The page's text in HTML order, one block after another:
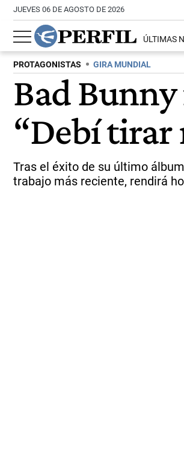
JUEVES 06 DE AGOSTO DE 2026
ÚLTIMAS
PROTAGONISTAS GIRA MUNDIAL
Bad
“Debí tirar
Tras el éxito de su último
trabajo más reciente, rendirá